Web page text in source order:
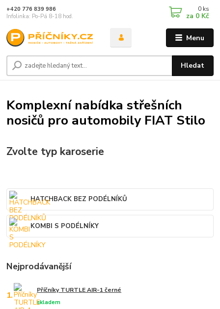
Menu
Hledat
+420 776 839 986
Infolinka: Po-Pá 8-18 hod.
0 ks
za 0 Kč
Komplexní nabídka střešních
nosičů pro automobily FIAT Stilo
Zvolte typ karoserie
HATCHBACK BEZ PODÉLNÍKŮ
KOMBI S PODÉLNÍKY
Nejprodávanější
1. Příčníky TURTLE AIR-1 černé
skladem